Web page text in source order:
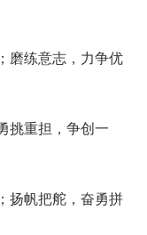
磨练意志，力争优
挑重担，争创一
扬帆把舵，奋勇拼